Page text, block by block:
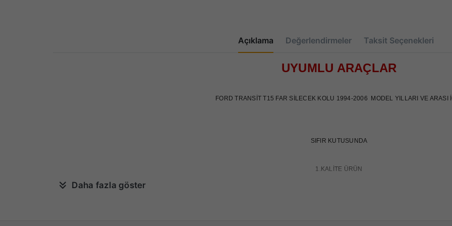
Açıklama Değerlendirmeler Taksit Seçenekleri
UYUMLU ARAÇLAR
FORD TRANSİT T15 FAR SİLECEK KOLU 1994-2006 MODEL YILLARI VE ARASI
SIFIR KUTUSUNDA
1.KALİTE ÜRÜN
Daha fazla göster